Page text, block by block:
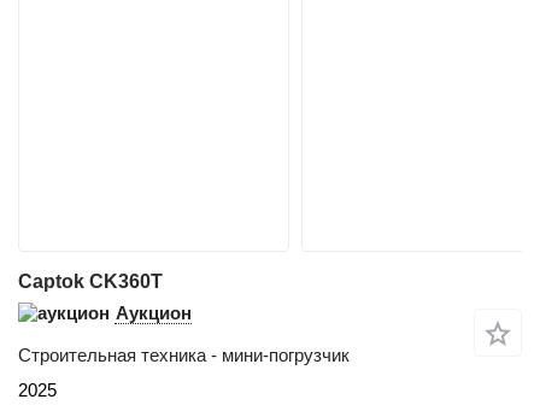
Captok CK360T
Аукцион
Строительная техника - мини-погрузчик
2025